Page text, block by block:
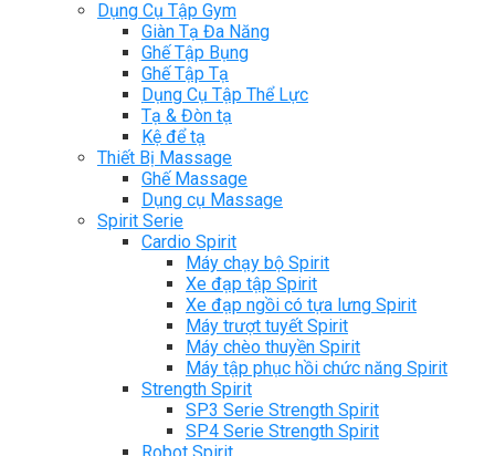
Dụng Cụ Tập Gym
Giàn Tạ Đa Năng
Ghế Tập Bụng
Ghế Tập Tạ
Dụng Cụ Tập Thể Lực
Tạ & Đòn tạ
Kệ để tạ
Thiết Bị Massage
Ghế Massage
Dụng cụ Massage
Spirit Serie
Cardio Spirit
Máy chạy bộ Spirit
Xe đạp tập Spirit
Xe đạp ngồi có tựa lưng Spirit
Máy trượt tuyết Spirit
Máy chèo thuyền Spirit
Máy tập phục hồi chức năng Spirit
Strength Spirit
SP3 Serie Strength Spirit
SP4 Serie Strength Spirit